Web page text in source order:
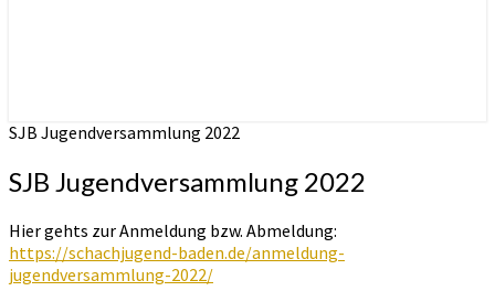
SJB Jugendversammlung 2022
SJB Jugendversammlung 2022
Hier gehts zur Anmeldung bzw. Abmeldung:
https://schachjugend-baden.de/anmeldung-
jugendversammlung-2022/